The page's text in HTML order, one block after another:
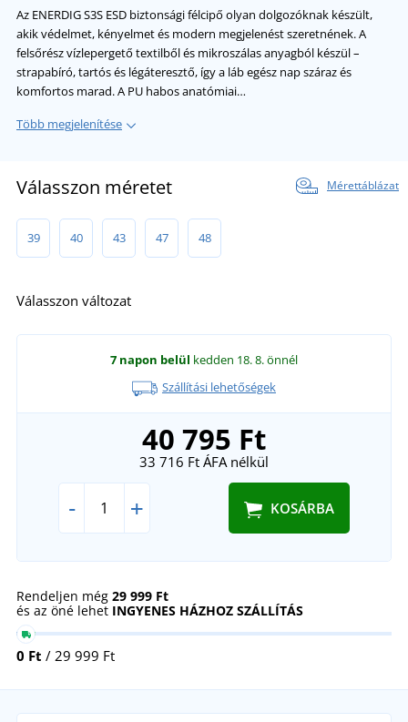
Az ENERDIG S3S ESD biztonsági félcipő olyan dolgozóknak készült,
akik védelmet, kényelmet és modern megjelenést szeretnének. A
felsőrész vízlepergető textilből és mikroszálas anyagból készül –
strapabíró, tartós és légáteresztő, így a láb egész nap száraz és
komfortos marad. A PU habos anatómiai…
Több megjelenítése
Válasszon méretet Mérettáblázat
39 40 43 47 48
Válasszon változat
7 napon belül kedden 18. 8.önnél
Szállítási lehetőségek
40 795 Ft
33 716 Ft ÁFA nélkül
- + KOSÁRBA
Rendeljen még 29 999 Ft
és az öné lehet INGYENES HÁZHOZ SZÁLLÍTÁS
0 Ft / 29 999 Ft